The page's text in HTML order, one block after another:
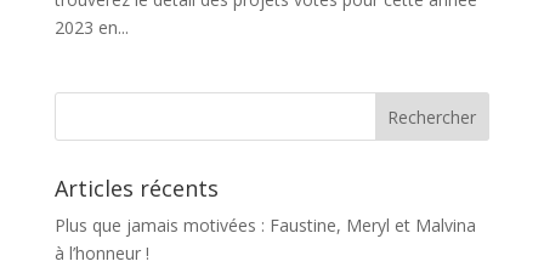
2023 en...
Articles récents
Plus que jamais motivées : Faustine, Meryl et Malvina
à l’honneur !